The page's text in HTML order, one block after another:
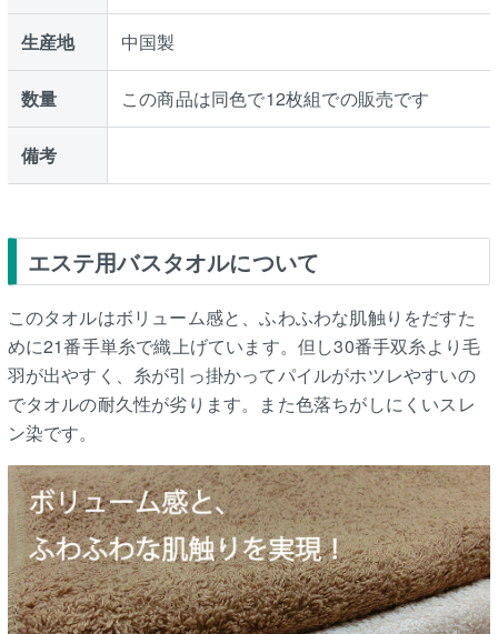
生産地 中国製
数量 この商品は同色で12枚組での販売です
備考
エステ用バスタオルについて
このタオルはボリューム感と、ふわふわな肌触りをだすた
めに21番手単糸で織上げています。但し30番手双糸より毛
羽が出やすく、糸が引っ掛かってパイルがホツレやすいの
でタオルの耐久性が劣ります。また色落ちがしにくいスレ
ン染です。